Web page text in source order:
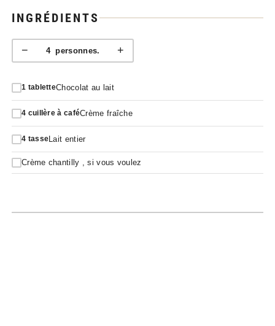
INGRÉDIENTS
− 4personnes. +
1 tabletteChocolat au lait
4 cuillère à caféCrème fraîche
4 tasseLait entier
Crème chantilly , si vous voulez